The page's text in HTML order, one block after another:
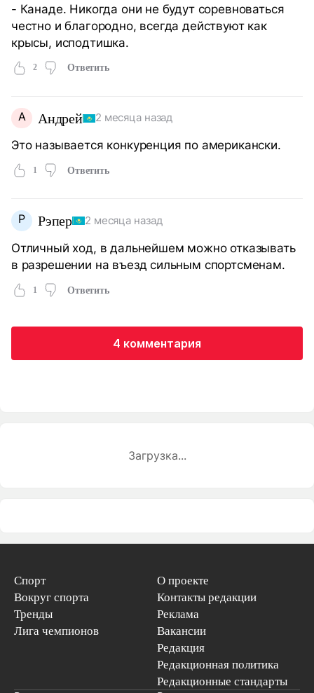
- Канаде. Никогда они не будут соревноваться
честно и благородно, всегда действуют как
крысы, исподтишка.
2 Ответить
А Андрей 2 месяца назад
Это называется конкуренция по американски.
1 Ответить
Р Рэпер 2 месяца назад
Отличный ход, в дальнейшем можно отказывать
в разрешении на въезд сильным спортсменам.
1 Ответить
4 комментария
Загрузка...
Спорт
Вокруг спорта
Тренды
Лига чемпионов
О проекте
Контакты редакции
Реклама
Вакансии
Редакция
Редакционная политика
Редакционные стандарты